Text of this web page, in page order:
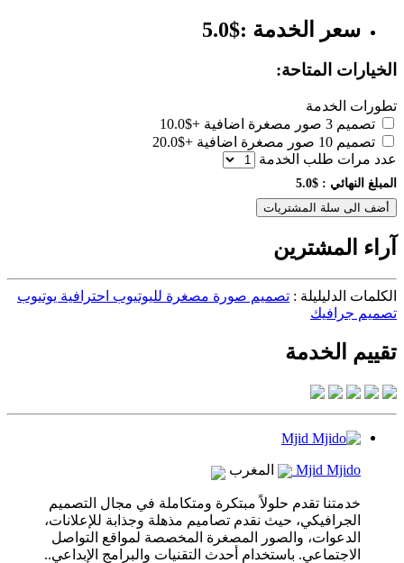
سعر الخدمة :$5.0
الخيارات المتاحة:
تطورات الخدمة
تصميم 3 صور مصغرة اضافية
+$10.0
تصميم 10 صور مصغرة اضافية
+$20.0
عدد مرات طلب الخدمة
المبلغ النهائي : $5.0
أضف الى سلة المشتريات
آراء المشترين
الكلمات الدليليلة : تصميم صورة مصغرة لليوتيوب احترافية يوتيوب
تصميم جرافيك
تقييم الخدمة
Mjid Mjido المغرب
خدمتنا تقدم حلولاً مبتكرة ومتكاملة في مجال التصميم
الجرافيكي، حيث نقدم تصاميم مذهلة وجذابة للإعلانات،
الدعوات، والصور المصغرة المخصصة لمواقع التواصل
الاجتماعي. باستخدام أحدث التقنيات والبرامج الإبداعي..